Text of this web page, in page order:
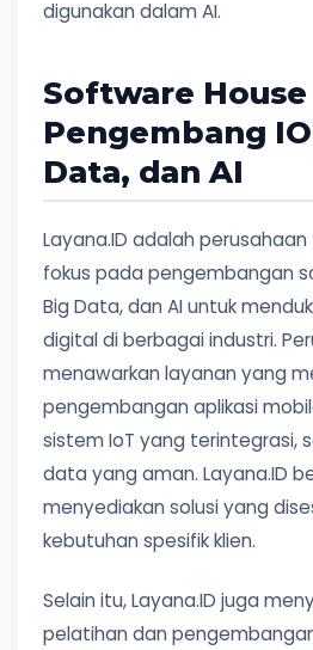
digunakan dalam AI.
Software House
Pengembang
Data, dan AI
Layana.ID adalah
fokus pada pengembangan
Big Data, dan AI untuk
digital di berbagai industri.
menawarkan layanan yang
pengembangan aplikasi
sistem IoT yang terintegrasi,
data yang aman. Layana.ID
menyediakan solusi yang
kebutuhan spesifik klien.
Selain itu, Layana.ID juga
pelatihan dan